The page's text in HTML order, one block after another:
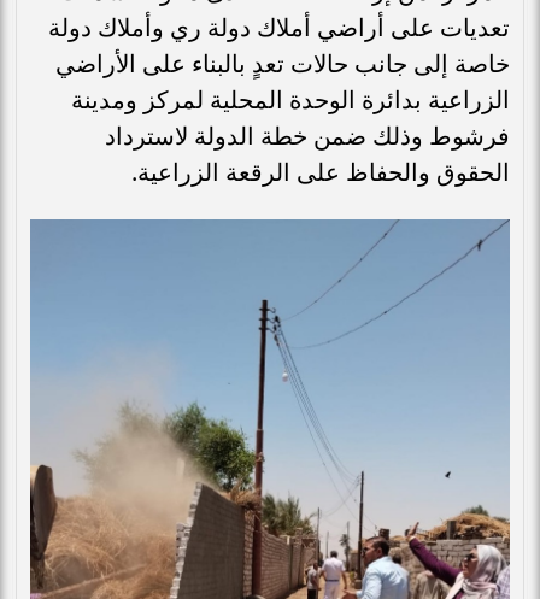
تعديات على أراضي أملاك دولة ري وأملاك دولة
خاصة إلى جانب حالات تعدٍ بالبناء على الأراضي
الزراعية بدائرة الوحدة المحلية لمركز ومدينة
فرشوط وذلك ضمن خطة الدولة لاسترداد
الحقوق والحفاظ على الرقعة الزراعية.